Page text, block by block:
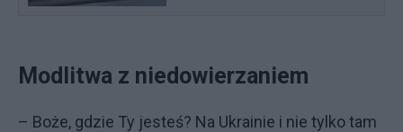
Modlitwa z niedowierzaniem
– Boże, gdzie Ty jesteś? Na Ukrainie i nie tylko tam